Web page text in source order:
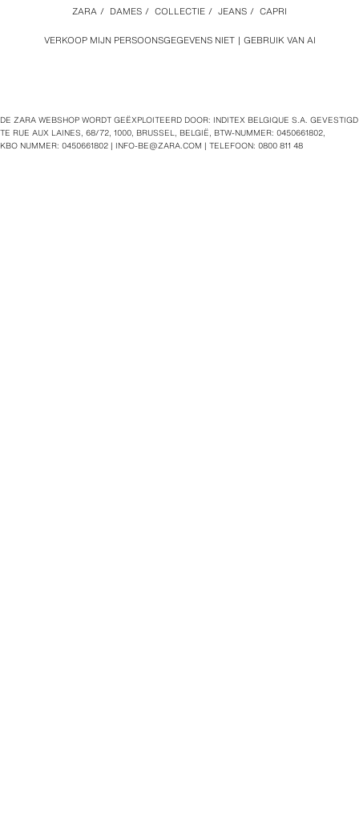
VERKOOP MIJN PERSOONSGEGEVENS NIET GEBRUIK VAN AI
ZARA / DAMES / COLLECTIE / JEANS / CAPRI
DE ZARA WEBSHOP WORDT GEËXPLOITEERD DOOR: INDITEX BELGIQUE S.A. GEVESTIGD
TE RUE AUX LAINES, 68/72, 1000, BRUSSEL, BELGIË, BTW‑NUMMER: 0450661802,
KBO NUMMER: 0450661802 | INFO-BE@ZARA.COM | TELEFOON: 0800 811 48